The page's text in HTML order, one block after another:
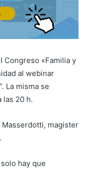
Congreso «Familia y
al webinar
La misma se
las 20 h.
Masserdotti, magister
hay que